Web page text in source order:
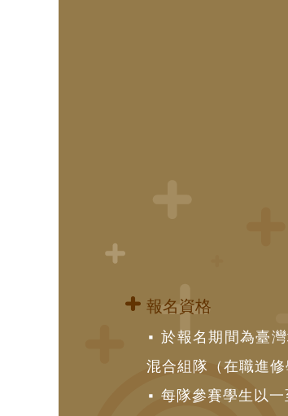
報名資格
於報名期間為臺
混合組隊（在職進修
每隊參賽學生以